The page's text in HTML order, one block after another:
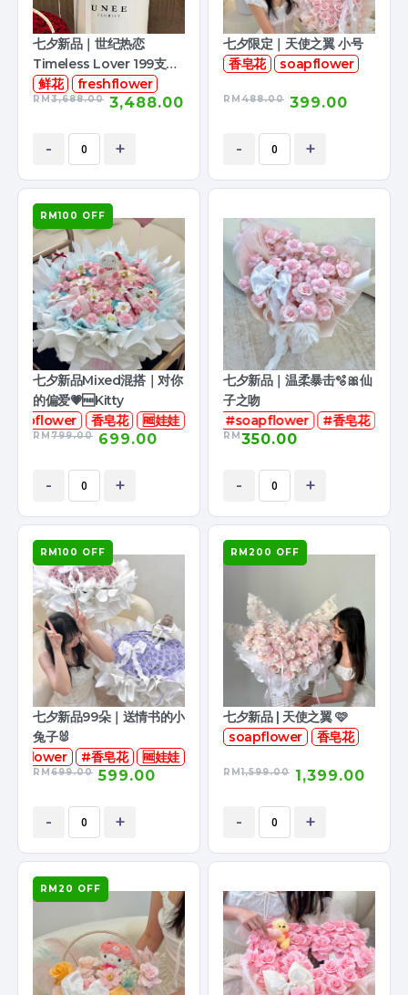
七夕新品｜世纪热恋
Timeless Lover 199支鲜
花鲜花 freshflower
RM3,688.00 3,488.00
- +
七夕限定｜天使之翼 小号
香皂花
soapflower
RM488.00 399.00
- +
RM100 OFF
七夕新品Mixed混搭｜对你
的偏爱💗🆓Kitty
soapflower
香皂花 🆓娃娃
RM799.00 699.00
- +
七夕新品｜温柔暴击🫧🎀仙
子之吻
#soapflower
#香皂花
RM350.00
- +
RM100 OFF
七夕新品99朵｜送情书的小
兔子🐰
#香皂花 🆓娃娃
RM699.00 599.00
- +
RM200 OFF
七夕新品 | 天使之翼 🩷
soapflower
香皂花
RM1,599.00 1,399.00
- +
RM20 OFF